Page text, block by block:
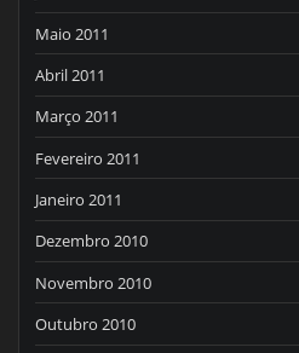
Maio 2011
Abril 2011
Março 2011
Fevereiro 2011
Janeiro 2011
Dezembro 2010
Novembro 2010
Outubro 2010